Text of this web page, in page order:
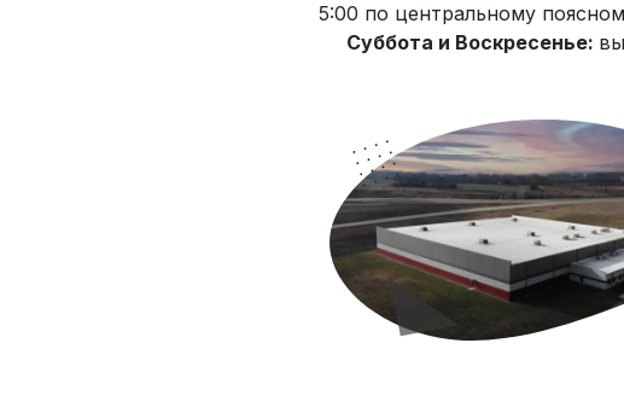
5:00 по центральному
Суббота и Воскресенье: